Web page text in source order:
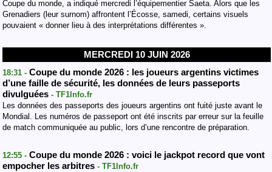
Coupe du monde, a indiqué mercredi l’équipementier Saeta. Alors que les
Grenadiers (leur surnom) affrontent l’Écosse, samedi, certains visuels
pouvaient « donner lieu à des interprétations différentes ».
MERCREDI 10 JUIN 2026
18:31 - Coupe du monde 2026 : les joueurs argentins victimes
d’une faille de sécurité, les données de leurs passeports
divulguées - TF1Info.fr
Les données des passeports des joueurs argentins ont fuité juste avant le
Mondial. Les numéros de passeport ont été inscrits par erreur sur la feuille
de match communiquée au public, lors d’une rencontre de préparation.
12:55 - Coupe du monde 2026 : voici le jackpot record que vont
empocher les arbitres - TF1Info.fr